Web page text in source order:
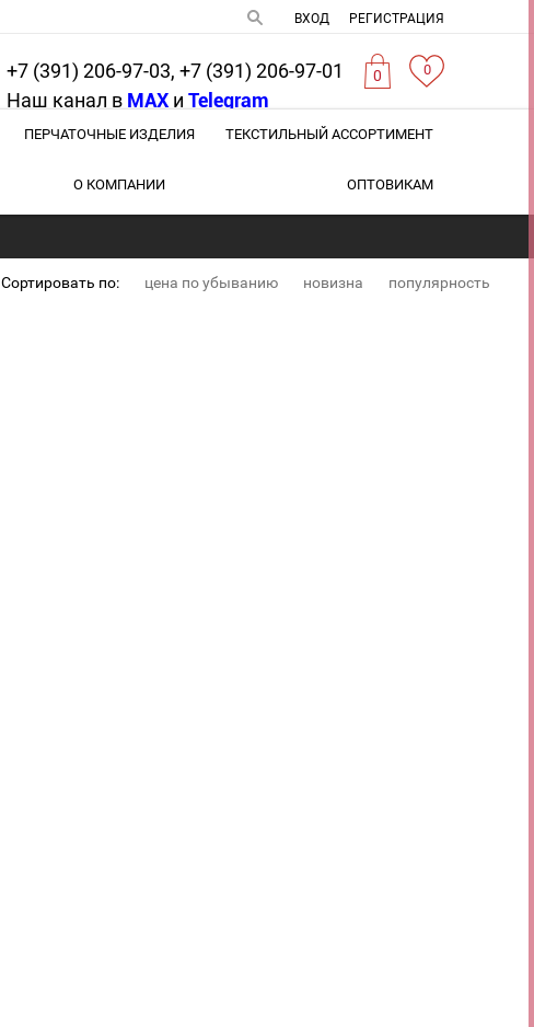
ВХОД РЕГИСТРАЦИЯ
0 0
+7 (391) 206-97-03, +7 (391) 206-97-01
Наш канал в MAX и Telegram
ПЕРЧАТОЧНЫЕ ИЗДЕЛИЯ ТЕКСТИЛЬНЫЙ АССОРТИМЕНТ
О КОМПАНИИ ОПТОВИКАМ
Сортировать по: цена по убыванию новизна популярность